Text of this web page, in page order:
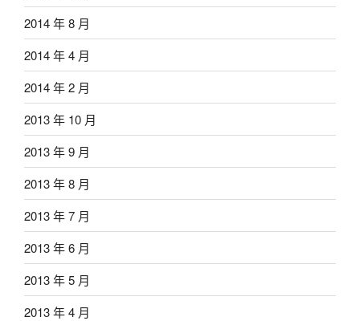
2014 年 8 月
2014 年 4 月
2014 年 2 月
2013 年 10 月
2013 年 9 月
2013 年 8 月
2013 年 7 月
2013 年 6 月
2013 年 5 月
2013 年 4 月